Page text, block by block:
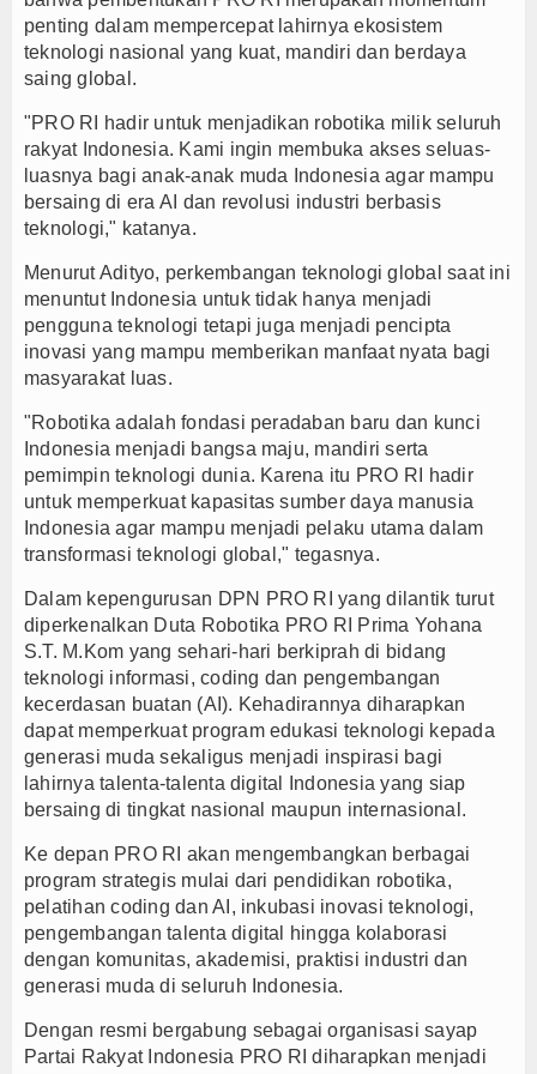
penting dalam mempercepat lahirnya ekosistem
teknologi nasional yang kuat, mandiri dan berdaya
saing global.
"PRO RI hadir untuk menjadikan robotika milik seluruh
rakyat Indonesia. Kami ingin membuka akses seluas-
luasnya bagi anak-anak muda Indonesia agar mampu
bersaing di era AI dan revolusi industri berbasis
teknologi," katanya.
Menurut Adityo, perkembangan teknologi global saat ini
menuntut Indonesia untuk tidak hanya menjadi
pengguna teknologi tetapi juga menjadi pencipta
inovasi yang mampu memberikan manfaat nyata bagi
masyarakat luas.
"Robotika adalah fondasi peradaban baru dan kunci
Indonesia menjadi bangsa maju, mandiri serta
pemimpin teknologi dunia. Karena itu PRO RI hadir
untuk memperkuat kapasitas sumber daya manusia
Indonesia agar mampu menjadi pelaku utama dalam
transformasi teknologi global," tegasnya.
Dalam kepengurusan DPN PRO RI yang dilantik turut
diperkenalkan Duta Robotika PRO RI Prima Yohana
S.T. M.Kom yang sehari-hari berkiprah di bidang
teknologi informasi, coding dan pengembangan
kecerdasan buatan (AI). Kehadirannya diharapkan
dapat memperkuat program edukasi teknologi kepada
generasi muda sekaligus menjadi inspirasi bagi
lahirnya talenta-talenta digital Indonesia yang siap
bersaing di tingkat nasional maupun internasional.
Ke depan PRO RI akan mengembangkan berbagai
program strategis mulai dari pendidikan robotika,
pelatihan coding dan AI, inkubasi inovasi teknologi,
pengembangan talenta digital hingga kolaborasi
dengan komunitas, akademisi, praktisi industri dan
generasi muda di seluruh Indonesia.
Dengan resmi bergabung sebagai organisasi sayap
Partai Rakyat Indonesia PRO RI diharapkan menjadi